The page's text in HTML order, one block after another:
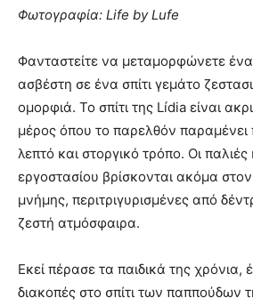
Φωτογραφία: Life by Lufe
Φανταστείτε να μεταμορφώνετε
ασβέστη σε ένα σπίτι γεμάτο
ομορφιά. Το σπίτι της Lídia είναι
μέρος όπου το παρελθόν
λεπτό και στοργικό τρόπο. Οι
εργοστασίου βρίσκονται ακόμα
μνήμης, περιτριγυρισμένες από
ζεστή ατμόσφαιρα.
Εκεί πέρασε τα παιδικά της χρόνια,
διακοπές στο σπίτι των παππούδων